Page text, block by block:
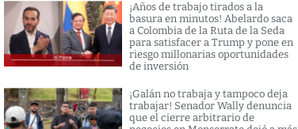
¡Años de trabajo tirados a la
basura en minutos! Abelardo saca
a Colombia de la Ruta de la Seda
para satisfacer a Trump y pone en
riesgo millonarias oportunidades
de inversión
¡Galán no trabaja y tampoco deja
trabajar! Senador Wally denuncia
que el cierre arbitrario de